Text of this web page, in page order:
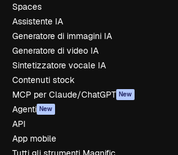
Spaces
Assistente IA
Generatore di immagini IA
Generatore di video IA
Sintetizzatore vocale IA
Contenuti stock
MCP per Claude/ChatGPT New
Agenti New
API
App mobile